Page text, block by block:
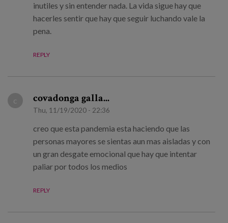
inutiles y sin entender nada. La vida sigue hay que
hacerles sentir que hay que seguir luchando vale la
pena.
REPLY
c covadonga galla...
Thu, 11/19/2020 - 22:36
creo que esta pandemia esta haciendo que las
personas mayores se sientas aun mas aisladas y con
un gran desgate emocional que hay que intentar
paliar por todos los medios
REPLY